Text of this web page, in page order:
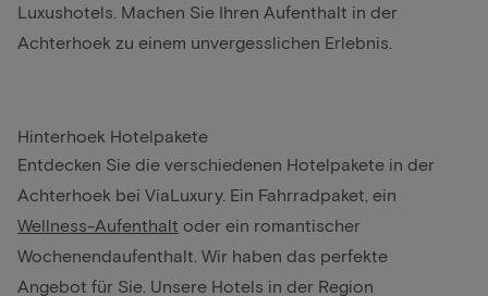
Luxushotels. Machen Sie Ihren Aufenthalt in der
Achterhoek zu einem unvergesslichen Erlebnis.
Hinterhoek Hotelpakete
Entdecken Sie die verschiedenen Hotelpakete in der
Achterhoek bei ViaLuxury. Ein Fahrradpaket, ein
Wellness-Aufenthalt oder ein romantischer
Wochenendaufenthalt. Wir haben das perfekte
Angebot für Sie. Unsere Hotels in der Region